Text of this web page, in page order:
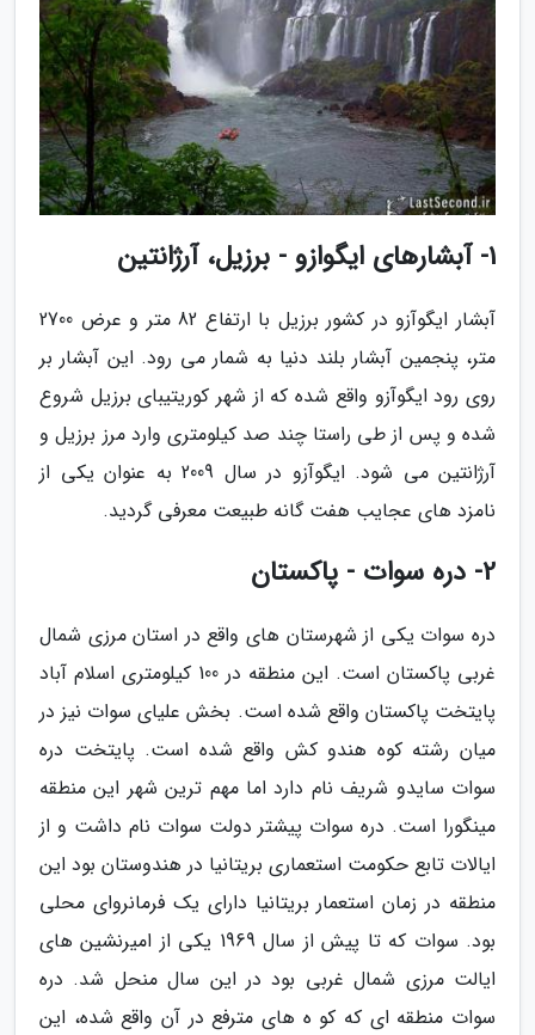
1- آبشارهای ایگوازو - برزیل، آرژانتین
آبشار ایگوآزو در کشور برزیل با ارتفاع 82 متر و عرض 2700
متر، پنجمین آبشار بلند دنیا به شمار می رود. این آبشار بر
روی رود ایگوآزو واقع شده که از شهر کوریتیبای برزیل شروع
شده و پس از طی راستا چند صد کیلومتری وارد مرز برزیل و
آرژانتین می شود. ایگوآزو در سال 2009 به عنوان یکی از
نامزد های عجایب هفت گانه طبیعت معرفی گردید.
2- دره سوات - پاکستان
دره سوات یکی از شهرستان های واقع در استان مرزی شمال
غربی پاکستان است. این منطقه در 100 کیلومتری اسلام آباد
پایتخت پاکستان واقع شده است. بخش علیای سوات نیز در
میان رشته کوه هندو کش واقع شده است. پایتخت دره
سوات سایدو شریف نام دارد اما مهم ترین شهر این منطقه
مینگورا است. دره سوات پیشتر دولت سوات نام داشت و از
ایالات تابع حکومت استعماری بریتانیا در هندوستان بود این
منطقه در زمان استعمار بریتانیا دارای یک فرمانروای محلی
بود. سوات که تا پیش از سال 1969 یکی از امیرنشین های
ایالت مرزی شمال غربی بود در این سال منحل شد. دره
سوات منطقه ای که کو ه های مترفع در آن واقع شده، این